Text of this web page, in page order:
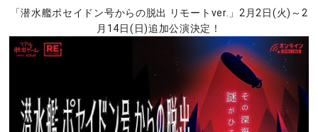
「潜水艦ポセイドン号からの脱出 リモートver.」2月2日(火)～2
月14日(日)追加公演決定！